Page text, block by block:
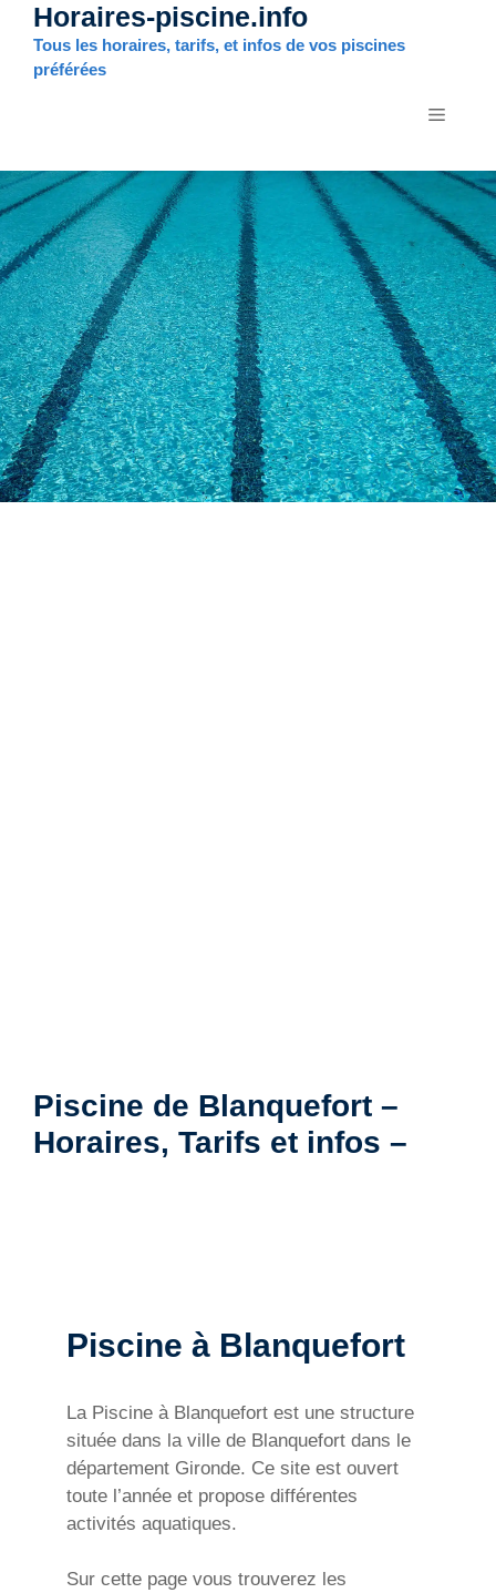
Aller
contenu
Horaires-piscine.info
Tous les horaires, tarifs, et infos de vos piscines
préférées
MENU
Piscine de Blanquefort –
Horaires, Tarifs et infos –
Piscine à Blanquefort
La Piscine à Blanquefort est une structure
située dans la ville de Blanquefort dans le
département Gironde. Ce site est ouvert
toute l’année et propose différentes
activités aquatiques.
Sur cette page vous trouverez les